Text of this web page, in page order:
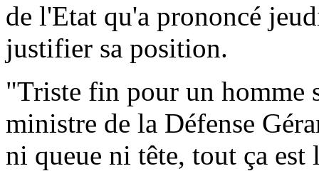
de l'Etat qu'a prononcé
justifier sa position.
"Triste fin pour un homme
ministre de la Défense
ni queue ni tête, tout ça est